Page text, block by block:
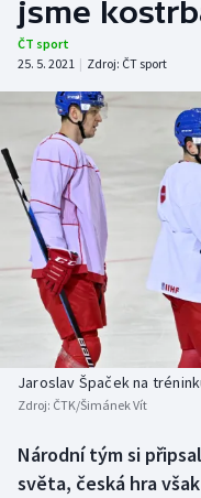
Tenis
Atletika
Cyklistika
DALŠÍ SPORTY
Americký fotbal
Baseball a softbal
Basketbal
Biatlon
Box
NEPŘEHLÉDNĚTE
Soutěže
Historické návraty
Aplikace ČT sport
jsme
ČT sport
25. 5. 2021 | Zdroj: ČT sport
Jaroslav Špaček na
Zdroj: ČTK/Šimánek Vít
Národní tým si
světa, česká hra